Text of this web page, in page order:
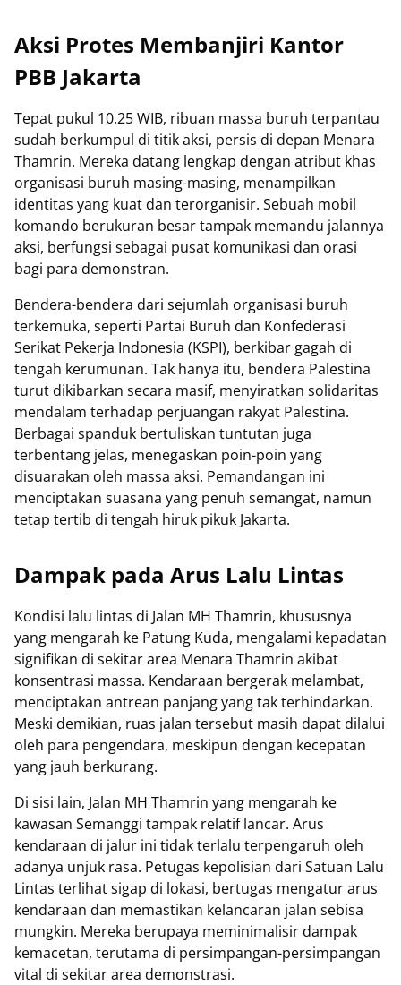
Aksi Protes Membanjiri Kantor
PBB Jakarta
Tepat pukul 10.25 WIB, ribuan massa buruh terpantau
sudah berkumpul di titik aksi, persis di depan Menara
Thamrin. Mereka datang lengkap dengan atribut khas
organisasi buruh masing-masing, menampilkan
identitas yang kuat dan terorganisir. Sebuah mobil
komando berukuran besar tampak memandu jalannya
aksi, berfungsi sebagai pusat komunikasi dan orasi
bagi para demonstran.
Bendera-bendera dari sejumlah organisasi buruh
terkemuka, seperti Partai Buruh dan Konfederasi
Serikat Pekerja Indonesia (KSPI), berkibar gagah di
tengah kerumunan. Tak hanya itu, bendera Palestina
turut dikibarkan secara masif, menyiratkan solidaritas
mendalam terhadap perjuangan rakyat Palestina.
Berbagai spanduk bertuliskan tuntutan juga
terbentang jelas, menegaskan poin-poin yang
disuarakan oleh massa aksi. Pemandangan ini
menciptakan suasana yang penuh semangat, namun
tetap tertib di tengah hiruk pikuk Jakarta.
Dampak pada Arus Lalu Lintas
Kondisi lalu lintas di Jalan MH Thamrin, khususnya
yang mengarah ke Patung Kuda, mengalami kepadatan
signifikan di sekitar area Menara Thamrin akibat
konsentrasi massa. Kendaraan bergerak melambat,
menciptakan antrean panjang yang tak terhindarkan.
Meski demikian, ruas jalan tersebut masih dapat dilalui
oleh para pengendara, meskipun dengan kecepatan
yang jauh berkurang.
Di sisi lain, Jalan MH Thamrin yang mengarah ke
kawasan Semanggi tampak relatif lancar. Arus
kendaraan di jalur ini tidak terlalu terpengaruh oleh
adanya unjuk rasa. Petugas kepolisian dari Satuan Lalu
Lintas terlihat sigap di lokasi, bertugas mengatur arus
kendaraan dan memastikan kelancaran jalan sebisa
mungkin. Mereka berupaya meminimalisir dampak
kemacetan, terutama di persimpangan-persimpangan
vital di sekitar area demonstrasi.